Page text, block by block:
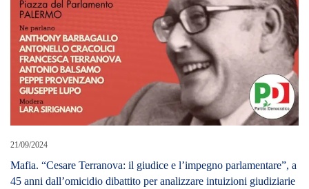
21/09/2024
Mafia. “Cesare Terranova: il giudice e l’impegno parlamentare”, a
45 anni dall’omicidio dibattito per analizzare intuizioni giudiziarie